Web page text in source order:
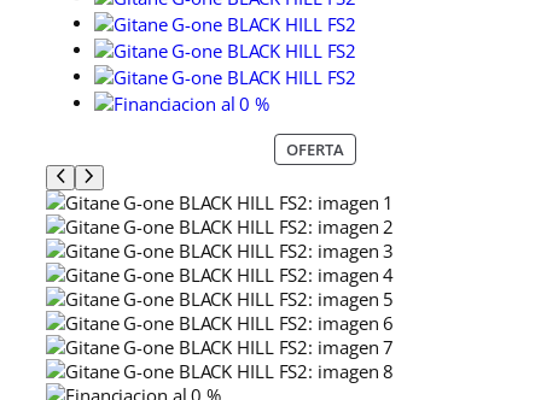
OFERTAP
R
D
U
C
T
O
E
N
O
F